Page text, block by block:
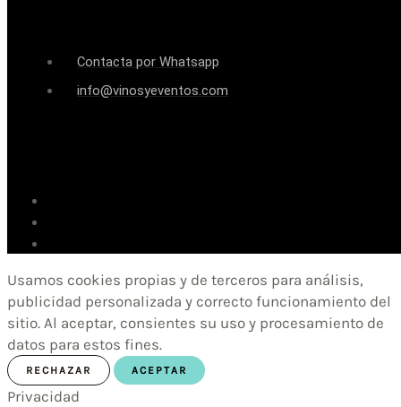
Contacta por Whatsapp
info@vinosyeventos.com
Usamos cookies propias y de terceros para análisis,
publicidad personalizada y correcto funcionamiento del
sitio. Al aceptar, consientes su uso y procesamiento de
datos para estos fines.
RECHAZAR ACEPTAR
Privacidad